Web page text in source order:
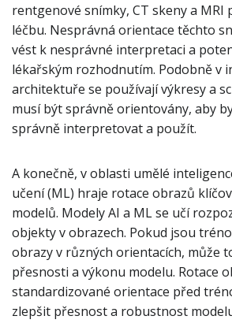
rentgenové snímky, CT skeny a MRI
léčbu. Nesprávná orientace těchto
vést k nesprávné interpretaci a
lékařským rozhodnutím. Podobně v
architektuře se používají výkresy a
musí být správně orientovány, aby
správně interpretovat a použít.
A konečně, v oblasti umělé
učení (ML) hraje rotace obrazů
modelů. Modely AI a ML se učí
objekty v obrazech. Pokud jsou
obrazy v různých orientacích, může
přesnosti a výkonu modelu. Rotace
standardizované orientace před
zlepšit přesnost a robustnost